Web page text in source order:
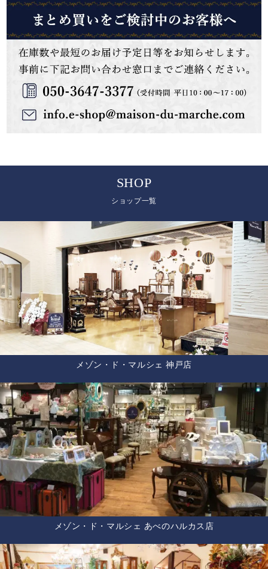
SHOP
ショップ一覧
メゾン・ド・マルシェ 神戸店
メゾン・ド・マルシェ あべのハルカス店